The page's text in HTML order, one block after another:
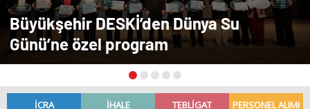
Büyükşehir DESKİ’den Dünya Su
Günü’ne özel program